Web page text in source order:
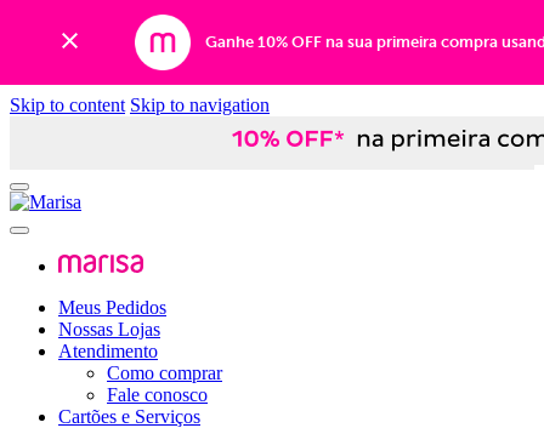
Ganhe 10% OFF na sua primeira compra
Skip to content Skip to navigation
Meus Pedidos
Nossas Lojas
Atendimento
Como comprar
Fale conosco
Cartões e Serviços